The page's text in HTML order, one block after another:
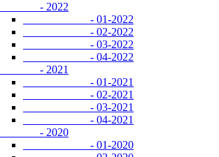
- 2022
- 01-2022
- 02-2022
- 03-2022
- 04-2022
- 2021
- 01-2021
- 02-2021
- 03-2021
- 04-2021
- 2020
- 01-2020